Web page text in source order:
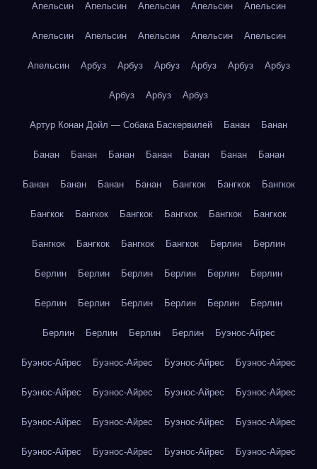
Апельсин Апельсин Апельсин Апельсин Апельсин
Апельсин Апельсин Апельсин Апельсин Апельсин
Апельсин Арбуз Арбуз Арбуз Арбуз Арбуз Арбуз
Арбуз Арбуз Арбуз
Артур Конан Дойл — Собака Баскервилей Банан Банан
Банан Банан Банан Банан Банан Банан Банан
Банан Банан Банан Банан Бангкок Бангкок Бангкок
Бангкок Бангкок Бангкок Бангкок Бангкок Бангкок
Бангкок Бангкок Бангкок Бангкок Берлин Берлин
Берлин Берлин Берлин Берлин Берлин Берлин
Берлин Берлин Берлин Берлин Берлин Берлин
Берлин Берлин Берлин Берлин Буэнос-Айрес
Буэнос-Айрес Буэнос-Айрес Буэнос-Айрес Буэнос-Айрес
Буэнос-Айрес Буэнос-Айрес Буэнос-Айрес Буэнос-Айрес
Буэнос-Айрес Буэнос-Айрес Буэнос-Айрес Буэнос-Айрес
Буэнос-Айрес Буэнос-Айрес Буэнос-Айрес Буэнос-Айрес